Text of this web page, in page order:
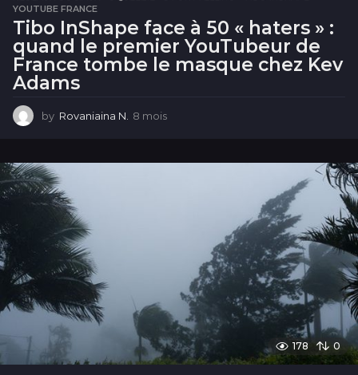
YOUTUBE FRANCE
Tibo InShape face à 50 « haters » :
quand le premier YouTubeur de
France tombe le masque chez Kev
Adams
by Rovaniaina N. 8 mois
i
178 0